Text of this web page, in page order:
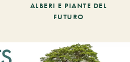
ALBERI E PIANTE DEL
FUTURO